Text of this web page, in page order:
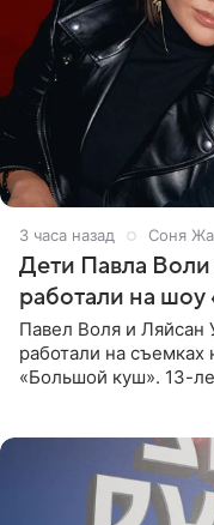
3 часа назад Соня
Дети Павла
работали на
Павел Воля и Ляйсан
работали на съемках
«Большой куш». 13-